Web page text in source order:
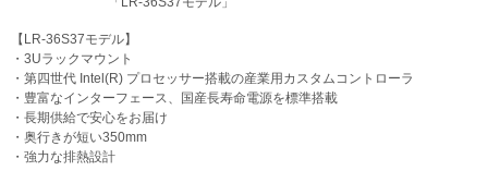
【LR-36S37モデル】
・3Uラックマウント
・第四世代 Intel(R) プロセッサー搭載の産業用カスタムコントローラ
・豊富なインターフェース、国産長寿命電源を標準搭載
・長期供給で安心をお届け
・奥行きが短い350mm
・強力な排熱設計